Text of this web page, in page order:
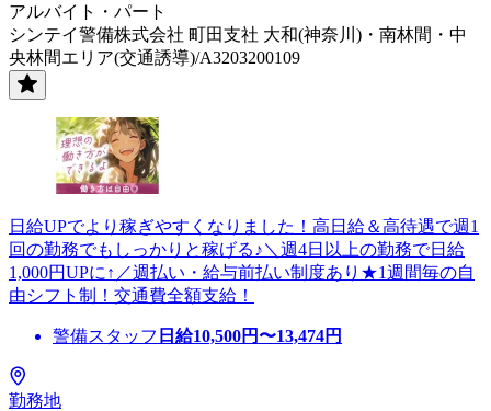
アルバイト・パート
シンテイ警備株式会社 町田支社 大和(神奈川)・南林間・中
央林間エリア(交通誘導)/A3203200109
日給UPでより稼ぎやすくなりました！高日給＆高待遇で週1
回の勤務でもしっかりと稼げる♪＼週4日以上の勤務で日給
1,000円UPに↑／週払い・給与前払い制度あり★1週間毎の自
由シフト制！交通費全額支給！
警備スタッフ 日給10,500円〜13,474円
勤務地